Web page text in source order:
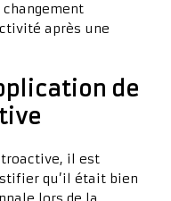
après une
de
il est
qu’il était bien